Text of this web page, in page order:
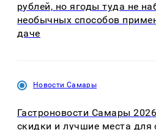
рублей, но ягоды туда не
необычных способов
даче
Новости Самары
Гастроновости Самары
скидки и лучшие места для